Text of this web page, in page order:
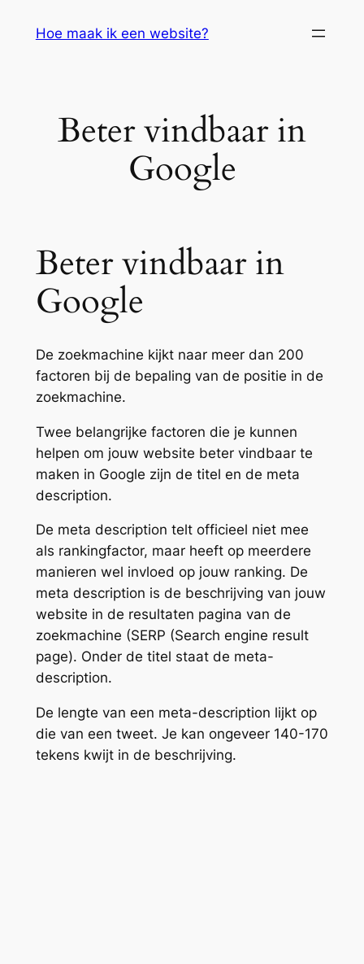
Hoe maak ik een website?
Beter vindbaar in
Google
Beter vindbaar in
Google
De zoekmachine kijkt naar meer dan 200
factoren bij de bepaling van de positie in de
zoekmachine.
Twee belangrijke factoren die je kunnen
helpen om jouw website beter vindbaar te
maken in Google zijn de titel en de meta
description.
De meta description telt officieel niet mee
als rankingfactor, maar heeft op meerdere
manieren wel invloed op jouw ranking. De
meta description is de beschrijving van jouw
website in de resultaten pagina van de
zoekmachine (SERP (Search engine result
page). Onder de titel staat de meta-
description.
De lengte van een meta-description lijkt op
die van een tweet. Je kan ongeveer 140-170
tekens kwijt in de beschrijving.